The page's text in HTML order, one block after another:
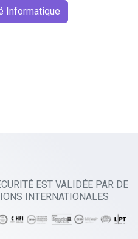
Informatique
EST VALIDÉE PAR DE
INTERNATIONALES